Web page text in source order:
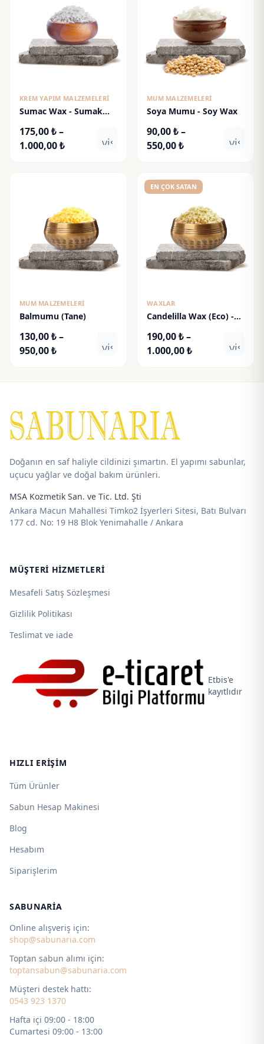
KREM YAPIM MALZEMELERI
Sumac Wax - Sumak
175,00₺–
1.000,00₺Fiyat
visibility
MUM MALZEMELERI
Soya Mumu - Soy Wax
90,00₺–
550,00₺Fiyat
-
MUM MALZEMELERI
Balmumu (Tane)
130,00₺–
950,00₺Fiyat
visibility
EN ÇOK SATAN
WAXLAR
Candelilla Wax (Eco) -
190,00₺–
1.000,00₺Fiyat
Doğanın en saf haliyle cildinizi şımartın. El yapımı sabunlar,
uçucu yağlar ve doğal bakım ürünleri.
MSA Kozmetik San. ve Tic. Ltd. Şti
Ankara Macun Mahallesi Timko2 İşyerleri Sitesi, Batı Bulvarı
177 cd. No: 19 H8 Blok Yenimahalle / Ankara
MÜŞTERI HIZMETLERI
Mesafeli Satış Sözleşmesi
Gizlilik Politikası
Teslimat ve iade
Etbis'e
kayıtlıdır
HIZLI ERIŞIM
Tüm Ürünler
Sabun Hesap Makinesi
Blog
Hesabım
Siparişlerim
SABUNARIA
Online alışveriş için:
shop@sabunaria.com
Toptan sabun alımı için:
toptansabun@sabunaria.com
Müşteri destek hattı:
0543 923 1370
Hafta içi 09:00 - 18:00
Cumartesi 09:00 - 13:00